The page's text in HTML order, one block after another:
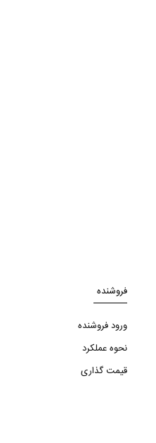
فروشنده
ورود فروشنده
نحوه عملکرد
قیمت گذاری